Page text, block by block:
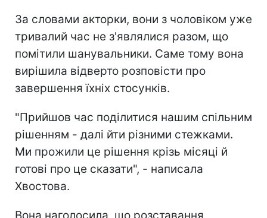
За словами акторки, вони з чоловіком уже
тривалий час не з'являлися разом, що
помітили шанувальники. Саме тому вона
вирішила відверто розповісти про
завершення їхніх стосунків.
"Прийшов час поділитися нашим спільним
рішенням - далі йти різними стежками.
Ми прожили це рішення крізь місяці й
готові про це сказати", - написала
Хвостова.